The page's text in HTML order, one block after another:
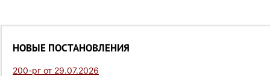
НОВЫЕ ПОСТАНОВЛЕНИЯ
200-рг от 29.07.2026